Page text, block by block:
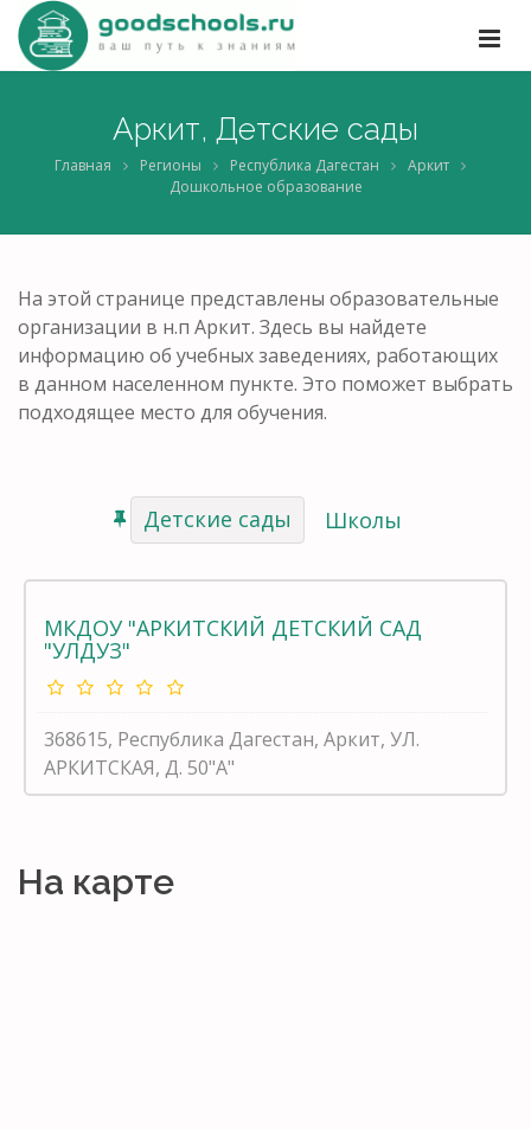
Аркит, Детские сады
Главная Регионы Республика Дагестан
Аркит
Дошкольное образование
На этой странице представлены образовательные
организации в н.п Аркит. Здесь вы найдете
информацию об учебных заведениях, работающих
в данном населенном пункте. Это поможет выбрать
подходящее место для обучения.
Детские сады Школы
МКДОУ "АРКИТСКИЙ ДЕТСКИЙ САД
"УЛДУЗ"
368615, Республика Дагестан, Аркит, УЛ.
АРКИТСКАЯ, Д. 50"А"
На карте